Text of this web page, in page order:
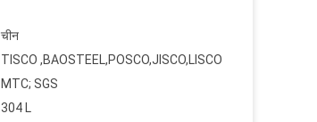
चीन
TISCO ,BAOSTEEL,POSCO,JISCO,LISCO
MTC; SGS
304 L